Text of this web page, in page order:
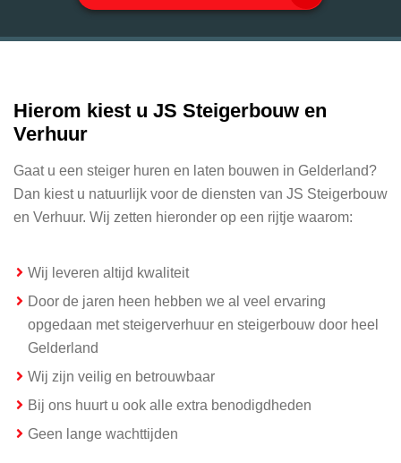
Hierom kiest u JS Steigerbouw en
Verhuur
Gaat u een steiger huren en laten bouwen in Gelderland?
Dan kiest u natuurlijk voor de diensten van JS Steigerbouw
en Verhuur. Wij zetten hieronder op een rijtje waarom:
Wij leveren altijd kwaliteit
Door de jaren heen hebben we al veel ervaring
opgedaan met steigerverhuur en steigerbouw door heel
Gelderland
Wij zijn veilig en betrouwbaar
Bij ons huurt u ook alle extra benodigdheden
Geen lange wachttijden